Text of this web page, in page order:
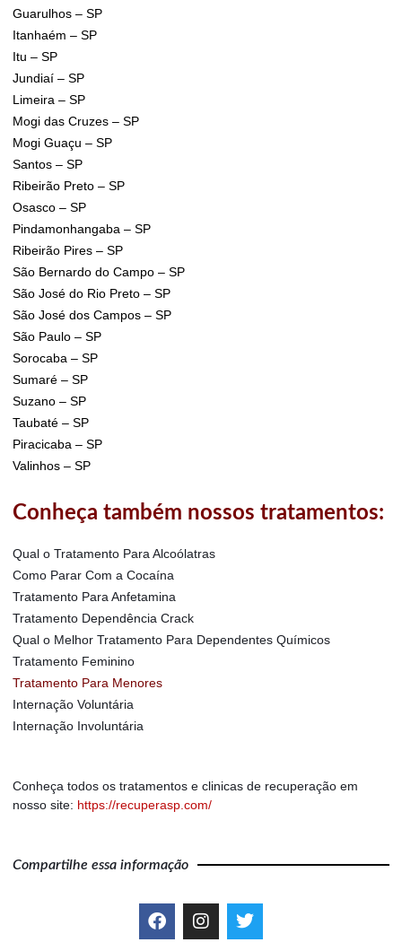
Guarulhos – SP
Itanhaém – SP
Itu – SP
Jundiaí – SP
Limeira – SP
Mogi das Cruzes – SP
Mogi Guaçu – SP
Santos – SP
Ribeirão Preto – SP
Osasco – SP
Pindamonhangaba – SP
Ribeirão Pires – SP
São Bernardo do Campo – SP
São José do Rio Preto – SP
São José dos Campos – SP
São Paulo – SP
Sorocaba – SP
Sumaré – SP
Suzano – SP
Taubaté – SP
Piracicaba – SP
Valinhos – SP
Conheça também nossos tratamentos:
Qual o Tratamento Para Alcoólatras
Como Parar Com a Cocaína
Tratamento Para Anfetamina
Tratamento Dependência Crack
Qual o Melhor Tratamento Para Dependentes Químicos
Tratamento Feminino
Tratamento Para Menores
Internação Voluntária
Internação Involuntária
Conheça todos os tratamentos e clinicas de recuperação em
nosso site: https://recuperasp.com/
Compartilhe essa informação